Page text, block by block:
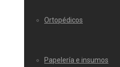
Ortopédicos
Papelería e insumos